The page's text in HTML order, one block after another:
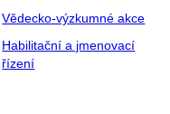
Vědecko-výzkumné akce
Habilitační a jmenovací
řízení